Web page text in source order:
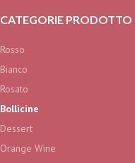
CATEGORIE PRODOTTO
Rosso
Bianco
Rosato
Bollicine
Dessert
Orange Wine